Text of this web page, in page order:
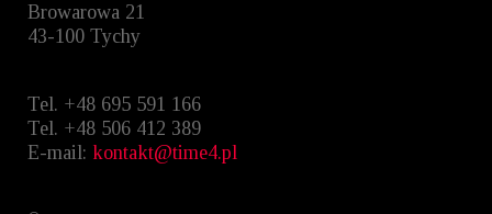
Browarowa 21
43-100 Tychy
Tel. +48 695 591 166
Tel. +48 ‭506 412 389‬
E-mail: kontakt@time4.pl